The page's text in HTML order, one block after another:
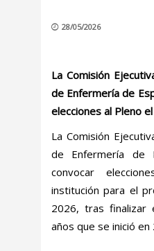
28/05/2026
La Comisión
de Enfermería de
elecciones al Pleno
La Comisión
de Enfermería de
convocar
institución para el
2026, tras finalizar
años que se inició en